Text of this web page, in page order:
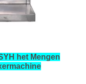
het Mengen